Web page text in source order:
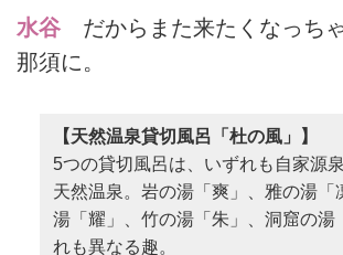
水谷 だからまた来たくなっちゃ
那須に。
【天然温泉貸切風呂「杜の風」】
5つの貸切風呂は、いずれも自家源
天然温泉。岩の湯「爽」、雅の湯「
湯「耀」、竹の湯「朱」、洞窟の湯
れも異なる趣。